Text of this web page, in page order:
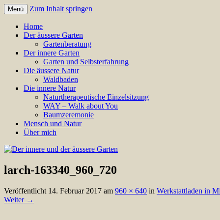
Der innere und der äussere
Menü Zum Inhalt springen
Home
Der äussere Garten
Gartenberatung
Der innere Garten
Garten und Selbsterfahrung
Die äussere Natur
Waldbaden
Die innere Natur
Naturtherapeutische Einzelsitzung
WAY – Walk about You
Baumzeremonie
Mensch und Natur
Über mich
larch-163340_960_720
Veröffentlicht 14. Februar 2017 am 960 × 640 in Werkstattladen in
Weiter →